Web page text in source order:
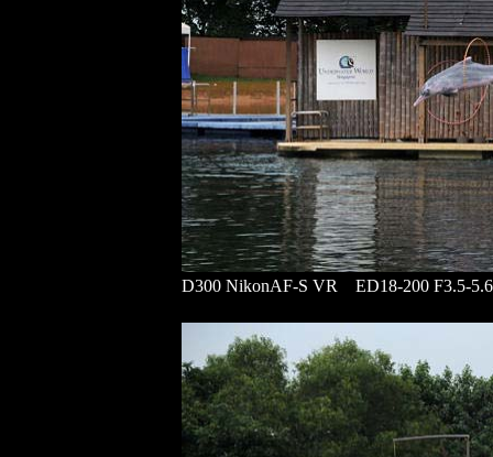
D300 NikonAF-S VR ED18-200 F3.5-